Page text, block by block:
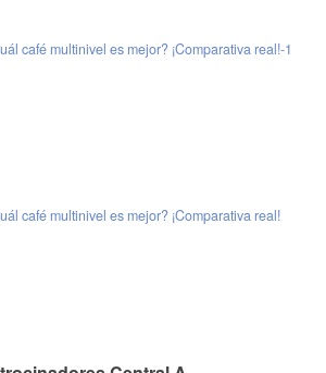
café multinivel es mejor? ¡Comparativa real!-1
café multinivel es mejor? ¡Comparativa real!